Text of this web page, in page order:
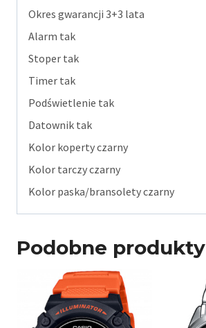
Okres gwarancji 3+3 lata
Alarm tak
Stoper tak
Timer tak
Podświetlenie tak
Datownik tak
Kolor koperty czarny
Kolor tarczy czarny
Kolor paska/bransolety czarny
Podobne produkty